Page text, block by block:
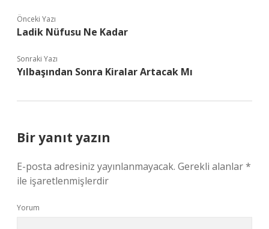
Önceki Yazı
Ladik Nüfusu Ne Kadar
Sonraki Yazı
Yılbaşından Sonra Kiralar Artacak Mı
Bir yanıt yazın
E-posta adresiniz yayınlanmayacak. Gerekli alanlar*
ile işaretlenmişlerdir
Yorum